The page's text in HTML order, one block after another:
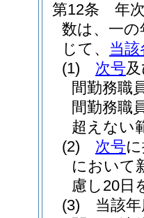
第12条
年
数は、一
じて、 当
(1)
次号
間勤務職
間勤務職
超えない
(2)
次号
において
慮し20日
(3)
当該